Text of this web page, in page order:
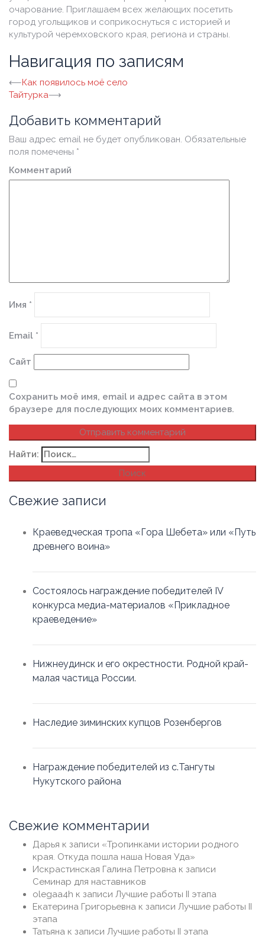
очарование. Приглашаем всех желающих посетить
город угольщиков и соприкоснуться с историей и
культурой черемховского края, региона и страны.
Навигация по записям
⟵Как появилось моё село
Тайтурка⟶
Добавить комментарий
Ваш адрес email не будет опубликован. Обязательные
поля помечены *
Комментарий
Имя *
Email *
Сайт
Сохранить моё имя, email и адрес сайта в этом
браузере для последующих моих комментариев.
Найти:
Свежие записи
Краеведческая тропа «Гора Шебета» или «Путь
древнего воина»
Состоялось награждение победителей IV
конкурса медиа-материалов «Прикладное
краеведение»
Нижнеудинск и его окрестности. Родной край-
малая частица России.
Наследие зиминских купцов Розенбергов
Награждение победителей из с.Тангуты
Нукутского района
Свежие комментарии
Дарья к записи «Тропинками истории родного
края. Откуда пошла наша Новая Уда»
Искрастинская Галина Петровна к записи
Семинар для наставников
olegaa4h к записи Лучшие работы II этапа
Екатерина Григорьевна к записи Лучшие работы II
этапа
Татьяна к записи Лучшие работы II этапа